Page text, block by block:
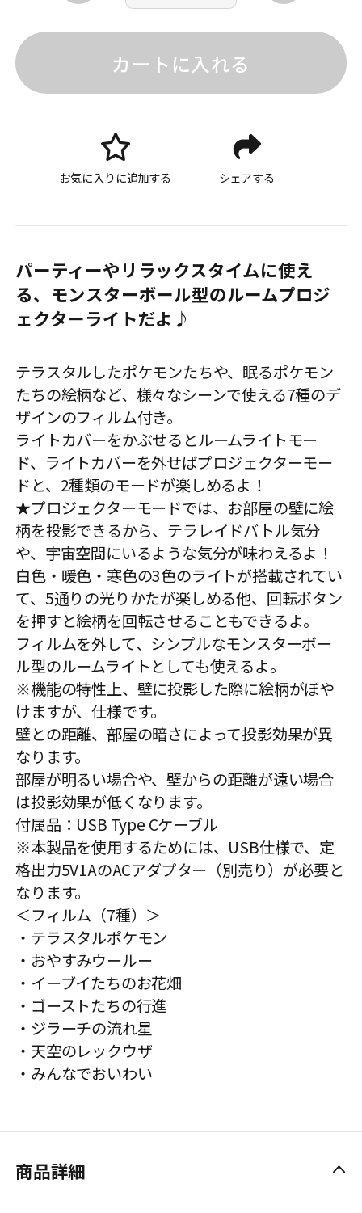
カートに入れる
お気に入りに追加する シェアする
パーティーやリラックスタイムに使え
る、モンスターボール型のルームプロジ
ェクターライトだよ♪
テラスタルしたポケモンたちや、眠るポケモン
たちの絵柄など、様々なシーンで使える7種のデ
ザインのフィルム付き。
ライトカバーをかぶせるとルームライトモー
ド、ライトカバーを外せばプロジェクターモー
ドと、2種類のモードが楽しめるよ！
★プロジェクターモードでは、お部屋の壁に絵
柄を投影できるから、テラレイドバトル気分
や、宇宙空間にいるような気分が味わえるよ！
白色・暖色・寒色の3色のライトが搭載されてい
て、5通りの光りかたが楽しめる他、回転ボタン
を押すと絵柄を回転させることもできるよ。
フィルムを外して、シンプルなモンスターボー
ル型のルームライトとしても使えるよ。
※機能の特性上、壁に投影した際に絵柄がぼや
けますが、仕様です。
壁との距離、部屋の暗さによって投影効果が異
なります。
部屋が明るい場合や、壁からの距離が遠い場合
は投影効果が低くなります。
付属品：USB Type Cケーブル
※本製品を使用するためには、USB仕様で、定
格出力5V1AのACアダプター（別売り）が必要と
なります。
＜フィルム（7種）＞
・テラスタルポケモン
・おやすみウールー
・イーブイたちのお花畑
・ゴーストたちの行進
・ジラーチの流れ星
・天空のレックウザ
・みんなでおいわい
商品詳細